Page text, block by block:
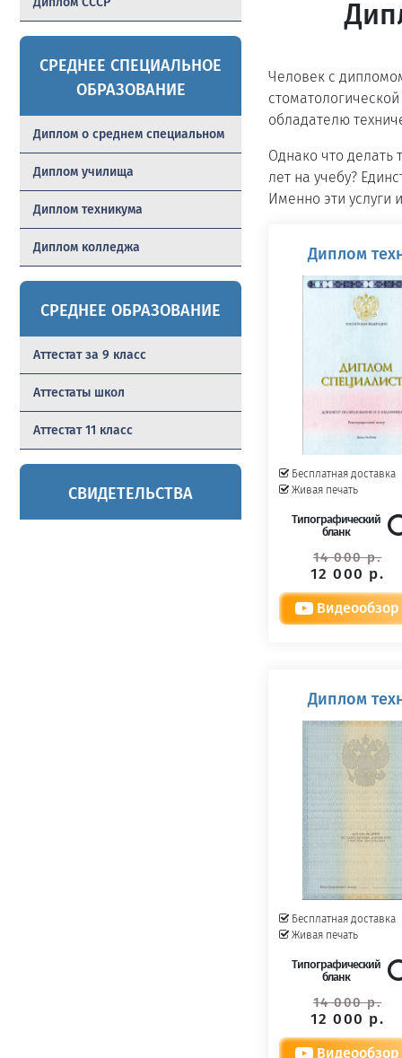
СРЕДНЕЕ СПЕЦИАЛЬНОЕ
ОБРАЗОВАНИЕ
Диплом о среднем специальном
Диплом училища
Диплом техникума
Диплом колледжа
СРЕДНЕЕ ОБРАЗОВАНИЕ
Аттестат за 9 класс
Аттестаты школ
Аттестат 11 класс
СВИДЕТЕЛЬСТВА
Человек с
обладателю
Однако что делать
лет на учебу?
Именно эти услуги
Диплом
Бесплатная доставка
Живая печать
Типографический
бланк
14 000 р.
12 000 р.
Видеообзор
Диплом
Бесплатная доставка
Живая печать
Типографический
бланк
14 000 р.
12 000 р.
Видеообзор